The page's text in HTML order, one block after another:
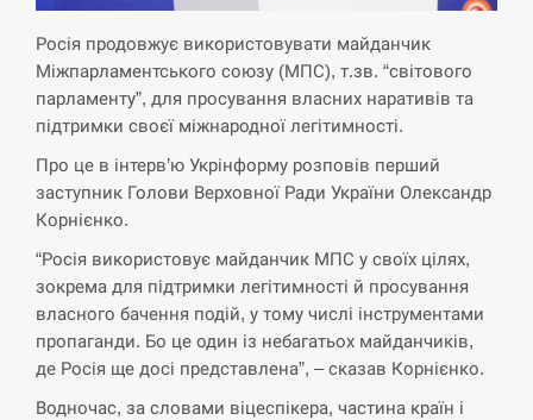
кризу –…
СЕРПЕНЬ
15:00
РФ провела новий раунд таємних
зустрічей з Європою щодо війни…
СЕРПЕНЬ
14:53
Экс-послу в США Стефанишиной
вручили новое подозрение и избирают
меру…
СЕРПЕНЬ
Росія продовжує використовувати майданчик
Міжпарламентського союзу (МПС), т.зв. “світового
парламенту”, для просування власних наративів та
підтримки своєї міжнародної легітимності.
Про це в інтерв’ю Укрінформу розповів перший
заступник Голови Верховної Ради України Олександр
Корнієнко.
“Росія використовує майданчик МПС у своїх цілях,
зокрема для підтримки легітимності й просування
власного бачення подій, у тому числі інструментами
пропаганди. Бо це один із небагатьох майданчиків,
де Росія ще досі представлена”, – сказав Корнієнко.
Водночас, за словами віцеспікера, частина країн і